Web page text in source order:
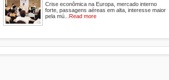
Crise econômica na Europa, mercado interno
forte, passagens aéreas em alta, interesse maior
pela mú... Read more